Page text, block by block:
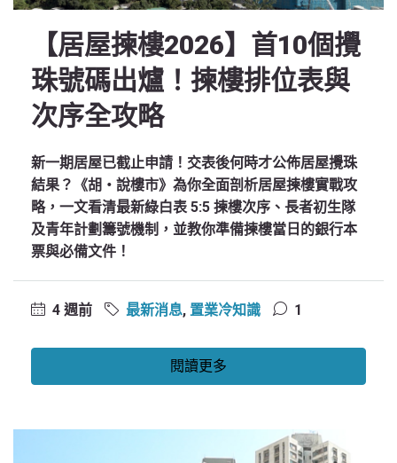
【居屋揀樓2026】首10個攪
珠號碼出爐！揀樓排位表與
次序全攻略
新一期居屋已截止申請！交表後何時才公佈居屋攪珠
結果？《胡‧說樓市》為你全面剖析居屋揀樓實戰攻
略，一文看清最新綠白表 5:5 揀樓次序、長者初生隊
及青年計劃籌號機制，並教你準備揀樓當日的銀行本
票與必備文件！
4 週前 最新消息, 置業冷知識 1
閱讀更多